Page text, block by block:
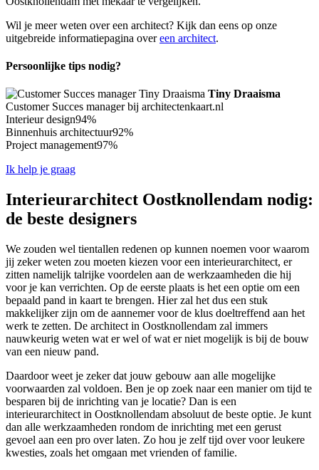
Wil je meer weten over een architect? Kijk dan eens op onze
uitgebreide informatiepagina overeen architect.
Persoonlijke tips nodig?
Tiny Draaisma
Customer Succes manager bij architectenkaart.nl
Interieur design94%
Binnenhuis architectuur92%
Project management97%
Ik help je graag
Interieurarchitect Oostknollendam nodig:
de beste designers
We zouden wel tientallen redenen op kunnen noemen voor waarom
jij zeker weten zou moeten kiezen voor een interieurarchitect, er
zitten namelijk talrijke voordelen aan de werkzaamheden die hij
voor je kan verrichten. Op de eerste plaats is het een optie om een
bepaald pand in kaart te brengen. Hier zal het dus een stuk
makkelijker zijn om de aannemer voor de klus doeltreffend aan het
werk te zetten. De architect in Oostknollendam zal immers
nauwkeurig weten wat er wel of wat er niet mogelijk is bij de bouw
van een nieuw pand.
Daardoor weet je zeker dat jouw gebouw aan alle mogelijke
voorwaarden zal voldoen. Ben je op zoek naar een manier om tijd te
besparen bij de inrichting van je locatie? Dan is een
interieurarchitect in Oostknollendam absoluut de beste optie. Je kunt
dan alle werkzaamheden rondom de inrichting met een gerust
gevoel aan een pro over laten. Zo hou je zelf tijd over voor leukere
kwesties, zoals het omgaan met vrienden of familie.